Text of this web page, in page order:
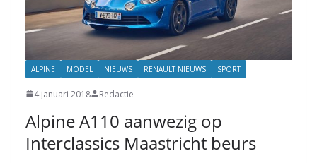
ALPINE MODEL NIEUWS RENAULT NIEUWS SPORT
4 januari 2018 Redactie
Alpine A110 aanwezig op
Interclassics Maastricht beurs